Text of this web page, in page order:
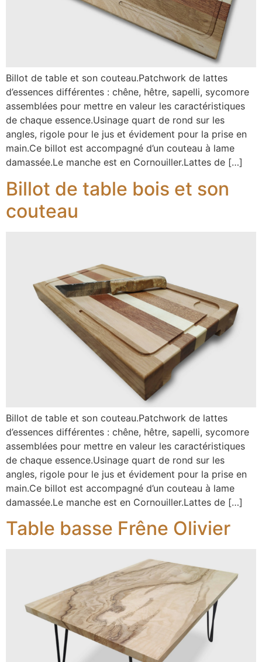
Billot de table et son couteau.Patchwork de lattes
d’essences différentes : chêne, hêtre, sapelli, sycomore
assemblées pour mettre en valeur les caractéristiques
de chaque essence.Usinage quart de rond sur les
angles, rigole pour le jus et évidement pour la prise en
main.Ce billot est accompagné d’un couteau à lame
damassée.Le manche est en Cornouiller.Lattes de […]
Billot de table bois et son
couteau
Billot de table et son couteau.Patchwork de lattes
d’essences différentes : chêne, hêtre, sapelli, sycomore
assemblées pour mettre en valeur les caractéristiques
de chaque essence.Usinage quart de rond sur les
angles, rigole pour le jus et évidement pour la prise en
main.Ce billot est accompagné d’un couteau à lame
damassée.Le manche est en Cornouiller.Lattes de […]
Table basse Frêne Olivier